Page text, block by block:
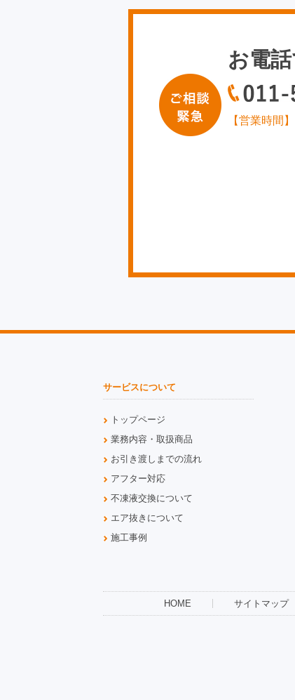
お電
【営業時間】
サービスについて
トップページ
業務内容・取扱商品
お引き渡しまでの流れ
アフター対応
不凍液交換について
エア抜きについて
施工事例
HOME サイトマップ